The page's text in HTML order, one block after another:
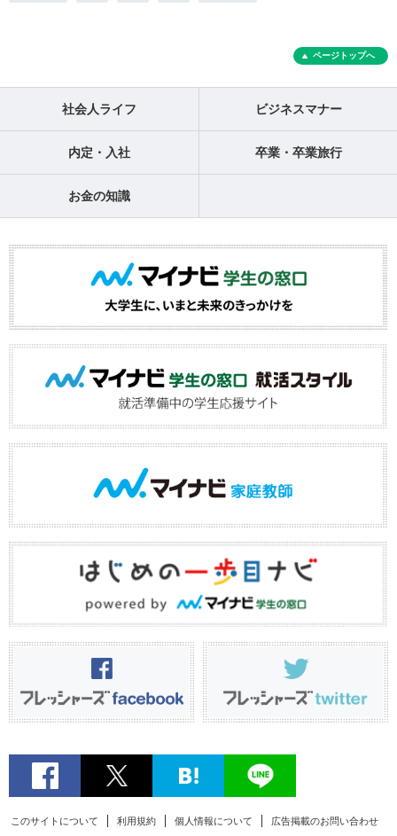
ページトップへ
社会人ライフ ビジネスマナー
内定・入社 卒業・卒業旅行
お金の知識
このサイトについて 利用規約 個人情報について 広告掲載のお問い合わせ